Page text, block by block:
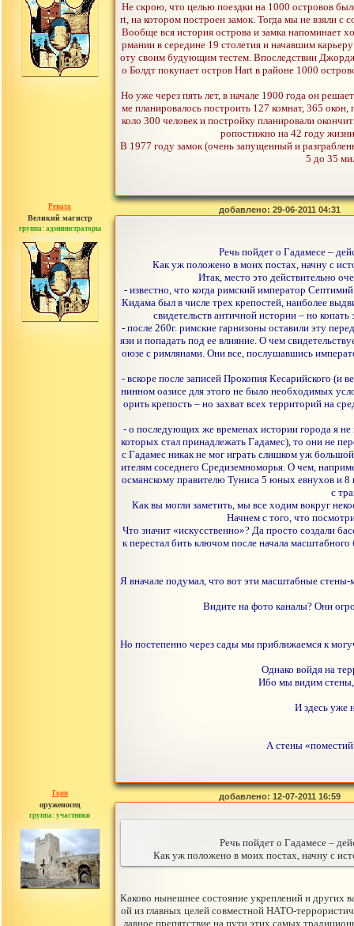
Не скрою, что целью поездки на 1000 островов
rt, на котором построен замок. Тогда мы не взяли с
Вообще вся история острова и замка напоминает
рмании в середине 19 столетия и начавшим
оту своим будующим тестем. Впоследствии
о Болдт покупает остров Hart в районе 1000
Но уже через пять лет, в начале 1900 года он
ме планировалось построить 127 комнат, 365
коло 300 человек и постройку планировали
ропостижно на 42 году жизни
В 1977 году замок (очень запущенный и
5 до 35
Рената
Великий магистр
группа: администраторы
сообщений: 30442
добавлено: 29-06-2011 04:31
Речь пойдет о Гадамесе –
Как уж положено в моих постах, начну с
Итак, место это действительно
- известно, что когда римский император
Кидама был в числе трех крепостей, наиболее
свидетельств античной истории – но
- после 260г. римские гарнизоны оставили эту
язи и попадать под ее влияние. О чем
оюзе с римлянами. Они все, послушавшись
- вскоре после записей Прокопия Кесарийского
нинном оазисе для этого не было необходимых
орить крепость – но захват всех территорий на
- о последующих же временах истории города я не
которых стал принадлежать Гадамес), то они не
с Гадамес никак не мог играть слишком уж
ителям соседнего Средиземноморья. О чем,
османскому правителю Туниса 5 юных евнухов и 8
с
Как вы могли заметить, мы все ходим вокруг
Начнем с того, что
Что значит «искусственно»? Да просто создали
к перестал бить ключом после начала
Я вначале подумал, что вот эти масштабные
Видите на фото каналы? Они
Но постепенно через сады мы приближаемся к
Однако войдя на
Ибо мы видим стены,
И здесь уже
А стены
Горн
оруженосец
группа: участники
сообщений: 10
добавлено: 12-07-2011 16:59
Речь пойдет о Гадамесе –
Как уж положено в моих постах, начну с
Каково нынешнее состояние укреплений и других
ой из главных целей совместной НАТО-
лавное препятствие на пути этих самых